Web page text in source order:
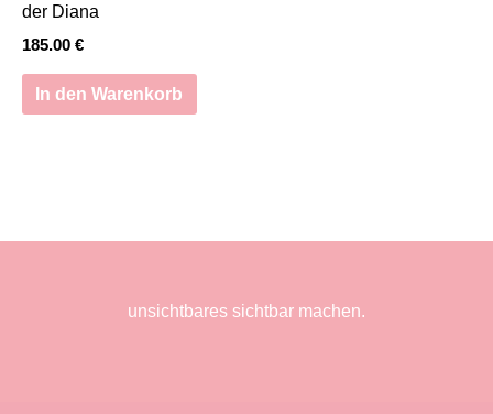
der Diana
185.00 €
In den Warenkorb
unsichtbares sichtbar machen.